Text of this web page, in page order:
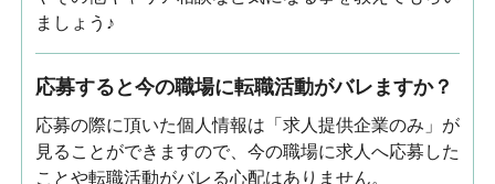
ましょう♪
応募すると今の職場に転職活動がバレますか？
応募の際に頂いた個人情報は「求人提供企業のみ」が
見ることができますので、今の職場に求人へ応募した
ことや転職活動がバレる心配はありません。